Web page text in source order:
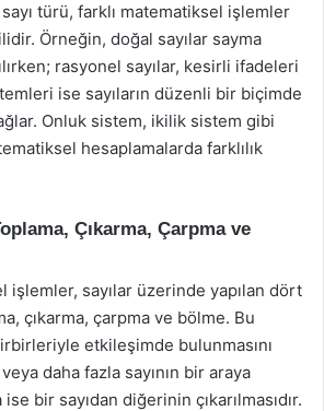
türü, farklı matematiksel işlemler
Örneğin, doğal sayılar sayma
rasyonel sayılar, kesirli ifadeleri
ise sayıların düzenli bir biçimde
Onluk sistem, ikilik sistem gibi
hesaplamalarda farklılık
Çıkarma, Çarpma ve
işlemler, sayılar üzerinde yapılan dört
çıkarma, çarpma ve bölme. Bu
etkileşimde bulunmasını
daha fazla sayının bir araya
bir sayıdan diğerinin çıkarılmasıdır.